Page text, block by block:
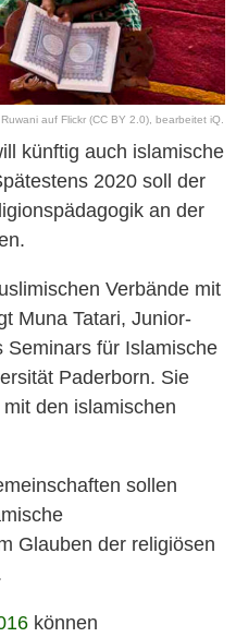
auf Flickr (CC BY 2.0), bearbeitet iQ.
künftig auch islamische
2020 soll der
an der
Verbände mit
Muna Tatari, Junior-
Seminars für Islamische
Paderborn. Sie
den islamischen
sollen
Glauben der religiösen
können